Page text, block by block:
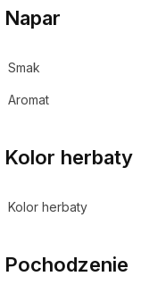
Napar
Smak
Aromat
Kolor herbaty
Kolor herbaty
Pochodzenie